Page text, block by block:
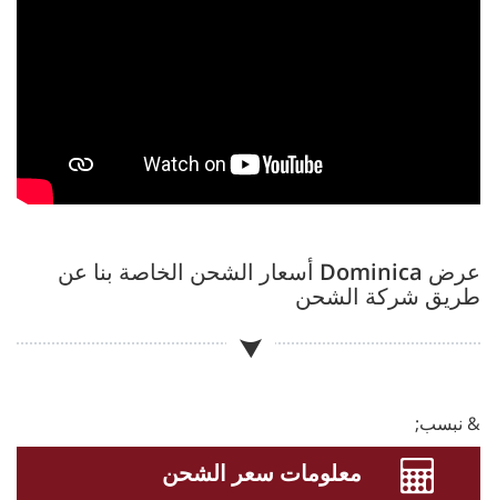
عرض Dominica أسعار الشحن الخاصة بنا عن
طريق شركة الشحن
& نبسب;
معلومات سعر الشحن